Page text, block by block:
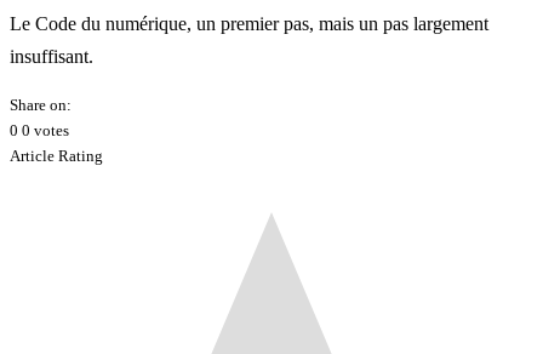
Le Code du numérique, un premier pas, mais un pas largement
insuffisant.
Share on:
0 0 votes
Article Rating